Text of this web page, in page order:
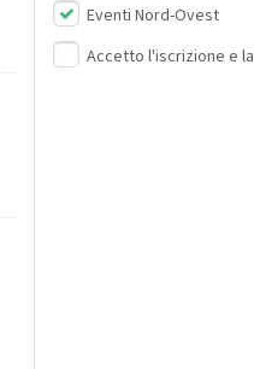
Eventi Nord-Ovest
Accetto l'iscrizione e la